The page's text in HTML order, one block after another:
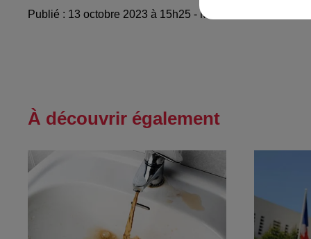
Publié : 13 octobre 2023 à 15h25 - Modifié : 16 octobre
À découvrir également